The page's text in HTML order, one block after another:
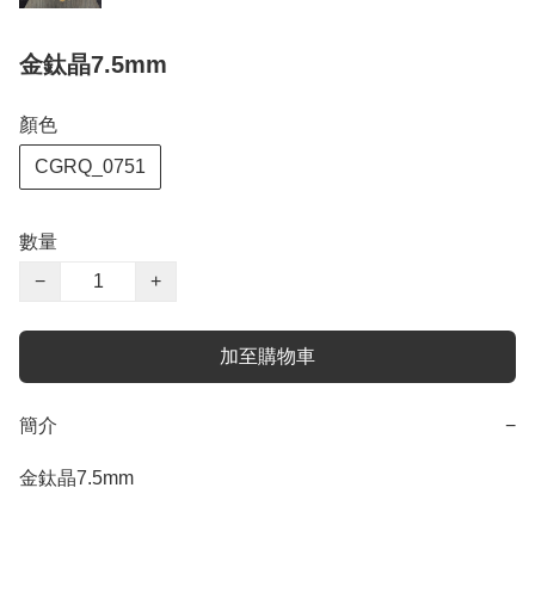
金鈦晶7.5mm
顏色
CGRQ_0751
數量
−
+
加至購物車
簡介 −
金鈦晶7.5mm